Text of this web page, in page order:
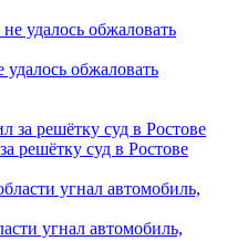
обжаловать
решётку суд в Ростове
угнал автомобиль,